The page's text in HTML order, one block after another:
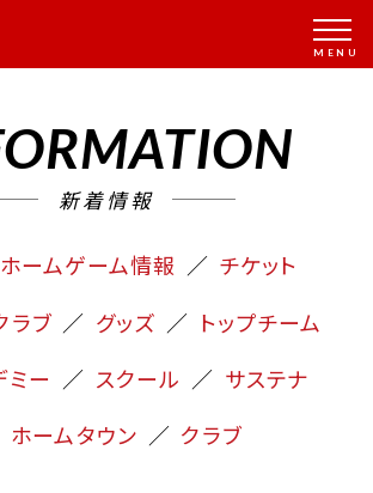
新着情報
ホームゲーム情報
チケット
ラブ
グッズ
トップチーム
ミー
スクール
サステナ
ホームタウン
クラブ